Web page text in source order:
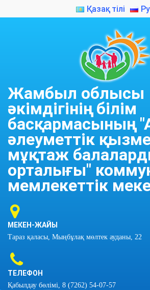
Қазақ тілі
Жамбыл облысы
әкімдігінің білім
басқармасының
әлеуметтік
мұқтаж
орталығы"
мемлекеттік
МЕКЕН-ЖАЙЫ
Тараз қаласы, Мыңбұлақ мөлтек ауданы, 22
ТЕЛЕФОН
Қабылдау бөлімі, 8 (7262) 54-07-57